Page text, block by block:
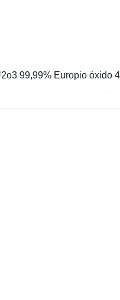
99,99% Europio óxido